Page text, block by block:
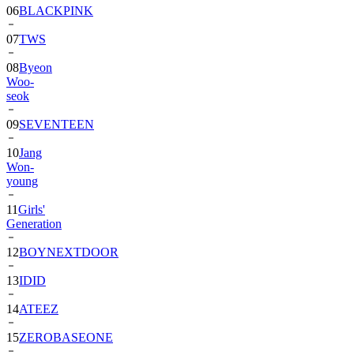
06BLACKPINK
07TWS
08Byeon
Woo-
seok
09SEVENTEEN
10Jang
Won-
young
11Girls'
Generation
12BOYNEXTDOOR
13IDID
14ATEEZ
15ZEROBASEONE